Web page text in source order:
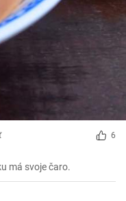
6
má svoje čaro.